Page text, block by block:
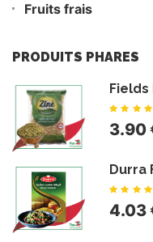
Fruits frais
PRODUITS PHARES
Fields
3.90
Durra
4.03